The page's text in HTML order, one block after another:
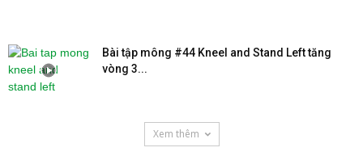
Bài tập mông #44 Kneel and Stand Left tăng
vòng 3...
Xem thêm